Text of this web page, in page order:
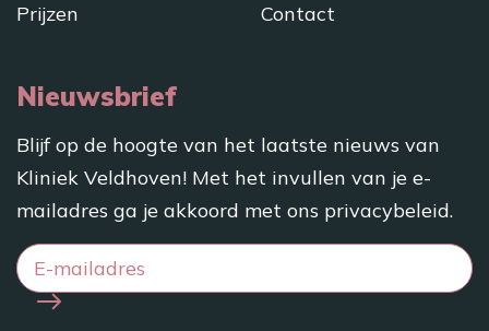
Prijzen
Contact
Nieuwsbrief
Blijf op de hoogte van het laatste nieuws van
Kliniek Veldhoven! Met het invullen van je e-
mailadres ga je akkoord met ons privacybeleid.